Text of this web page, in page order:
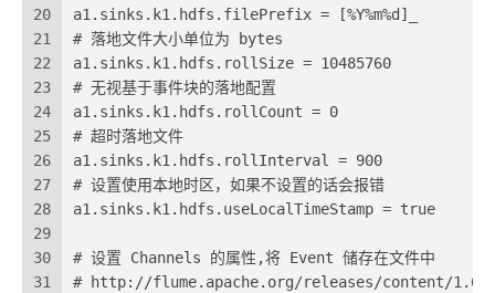
20
21
22
23
24
25
26
27
28
29
30
31
a1.sinks.k1.hdfs.filePrefix = [%Y%m%d]_
# 落地文件大小单位为 bytes
a1.sinks.k1.hdfs.rollSize = 10485760
# 无视基于事件块的落地配置
a1.sinks.k1.hdfs.rollCount = 0
# 超时落地文件
a1.sinks.k1.hdfs.rollInterval = 900
# 设置使用本地时区，如果不设置的话会报错
a1.sinks.k1.hdfs.useLocalTimeStamp = true
# 设置 Channels 的属性,将 Event 储存在文件中
# http://flume.apache.org/releases/content/